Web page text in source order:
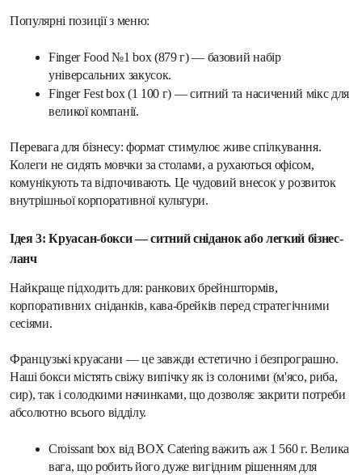
Популярні позиції з меню:
Finger Food №1 box (879 г) — базовий набір
універсальних закусок.
Finger Fest box (1 100 г) — ситний та насичений мікс для
великої компанії.
Перевага для бізнесу: формат стимулює живе спілкування.
Колеги не сидять мовчки за столами, а рухаються офісом,
комунікують та відпочивають. Це чудовий внесок у розвиток
внутрішньої корпоративної культури.
Ідея 3: Круасан-бокси — ситний сніданок або легкий бізнес-
ланч
Найкраще підходить для: ранкових брейнштормів,
корпоративних сніданків, кава-брейків перед стратегічними
сесіями.
Французькі круасани — це завжди естетично і безпрограшно.
Наші бокси містять свіжу випічку як із солоними (м'ясо, риба,
сир), так і солодкими начинками, що дозволяє закрити потреби
абсолютно всього відділу.
Croissant box від BOX Catering важить аж 1 560 г. Велика
вага, що робить його дуже вигідним рішенням для